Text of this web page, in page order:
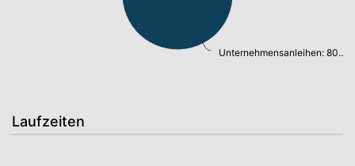
Unternehmensanleihen: 80,46%
Laufzeiten